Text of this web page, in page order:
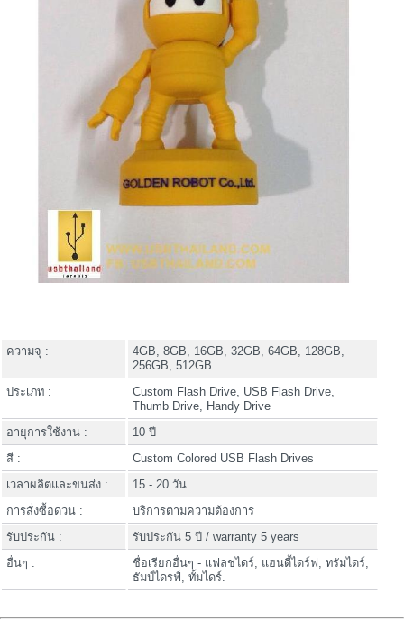
ความจุ :
4GB, 8GB, 16GB, 32GB, 64GB, 128GB,
256GB, 512GB ...
ประเภท :
Custom Flash Drive, USB Flash Drive,
Thumb Drive, Handy Drive
อายุการใช้งาน :
10 ปี
สี :
Custom Colored USB Flash Drives
เวลาผลิตและขนส่ง :
15 - 20 วัน
การสั่งซื้อด่วน :
บริการตามความต้องการ
รับประกัน :
รับประกัน 5 ปี / warranty 5 years
อื่นๆ :
ชื่อเรียกอื่นๆ - แฟลชไดร์, แฮนดี้ไดร์ฟ, ทรัมไดร์,
ธัมป์ไดรฟ์, ทั้มไดร์.